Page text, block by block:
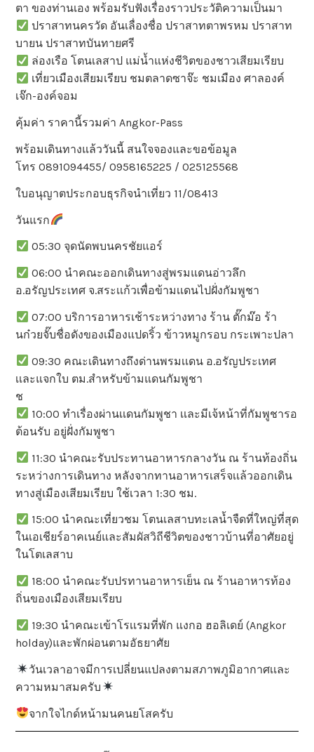
ตา ของท่านเอง พร้อมรับฟังเรื่องราวประวัติความเป็นมา
ปราสาทนครวัด อันเลื่องชื่อ ปราสาทตาพรหม ปราสาท
บายน ปราสาทบันทายศรี
ล่องเรือ โตนเลสาป แม่น้ำแห่งชีวิตของชาวเสียมเรียบ
เที่ยวเมืองเสียมเรียบ ชมตลาดซาจ๊ะ ชมเมือง ศาลองค์
เจ๊ก-องค์จอม
คุ้มค่า ราคานี้รวมค่า Angkor-Pass
พร้อมเดินทางแล้ววันนี้ สนใจจองและขอข้อมูล
โทร 0891094455/ 0958165225 / 025125568
ใบอนุญาตประกอบธุรกิจนำเที่ยว 11/08413
วันแรก
05:30 จุดนัดพบนครชัยแอร์
06:00 นำคณะออกเดินทางสู่พรมแดนอ่าวลึก
อ.อรัญประเทศ จ.สระเเก้วเพื่อข้ามเเดนไปฝั่งกัมพูชา
07:00 บริการอาหารเช้าระหว่างทาง ร้าน ตั๊กม๊อ ร้า
นก๋วยจั๊บชื่อดังของเมืองแปดริ้ว ข้าวหมูกรอบ กระเพาะปลา
09:30 คณะเดินทางถึงด่านพรมเเดน อ.อรัญประเทศ
เเละแจกใบ ตม.สำหรับข้ามแดนกัมพูชา
ช
10:00 ทำเรื่องผ่านเเดนกัมพูชา เเละมีเจ้หน้าที่กัมพูชารอ
ต้อนรับ อยู่ฝั่งกัมพูชา
11:30 นำคณะรับประทานอาหารกลางวัน ณ ร้านท้องถิ่น
ระหว่างการเดินทาง หลังจากทานอาหารเสร็จเเล้วออกเดิน
ทางสู่เมืองเสียมเรียบ ใช้เวลา 1:30 ชม.
15:00 นำคณะเที่ยวชม โตนเลสาบทะเลน้ำจืดที่ใหญ่ที่สุด
ในเอเชียร์อาคเนย์และสัมผัสวิถีชีวิตของชาวบ้านที่อาศัยอยู่
ในโตเลสาบ
18:00 นำคณะรับปรทานอาหารเย็น ณ ร้านอาหารท้อง
ถิ่นของเมืองเสียมเรียบ
19:30 นำคณะเข้าโรเเรมที่พัก แงกอ ฮอลิเดย์ (Angkor
holday)และพักผ่อนตามอัธยาศัย
วันเวลาอาจมีการเปลี่ยนแปลงตามสภาพภูมิอากาศเเละ
ความหมาสมครับ
จากใจไกด์หน้ามนคนยโสครับ